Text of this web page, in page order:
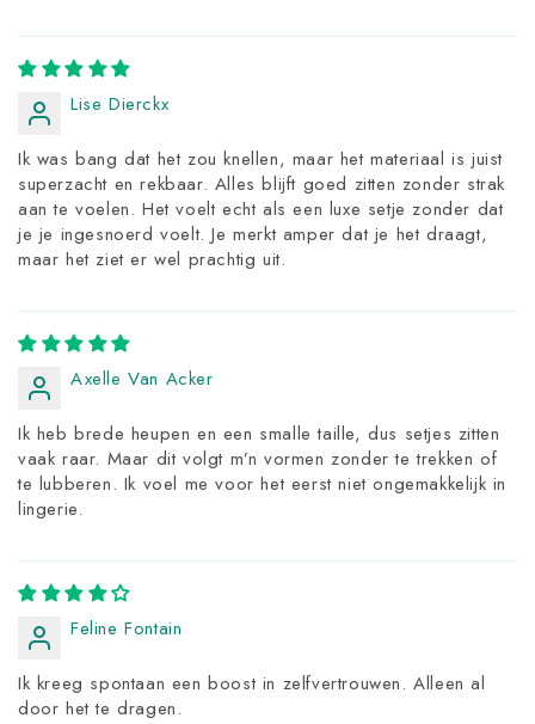
Lise Dierckx
Ik was bang dat het zou knellen, maar het materiaal is juist
superzacht en rekbaar. Alles blijft goed zitten zonder strak
aan te voelen. Het voelt echt als een luxe setje zonder dat
je je ingesnoerd voelt. Je merkt amper dat je het draagt,
maar het ziet er wel prachtig uit.
Axelle Van Acker
Ik heb brede heupen en een smalle taille, dus setjes zitten
vaak raar. Maar dit volgt m’n vormen zonder te trekken of
te lubberen. Ik voel me voor het eerst niet ongemakkelijk in
lingerie.
Feline Fontain
Ik kreeg spontaan een boost in zelfvertrouwen. Alleen al
door het te dragen.